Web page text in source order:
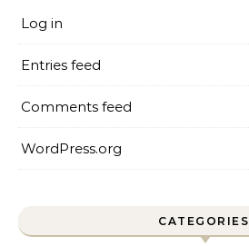
Log in
Entries feed
Comments feed
WordPress.org
CATEGORIES